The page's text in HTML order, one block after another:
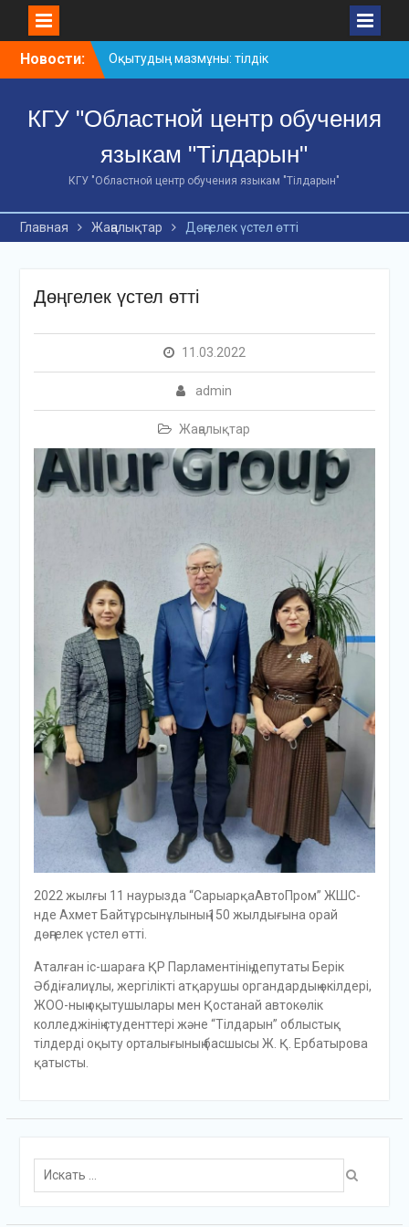
Новости:
Оқытудың мазмұны: тілдік
дағдылар және
стратегиялар
АХМЕТ БАЙТҰРСЫНҰЛЫ
АТЫНДАҒЫ «ҮЗДІК
ОҚЫТУШЫ-2026»
«Мемлекеттік тіл –
Тәуелсіздік символы»
КГУ "Областной центр обучения
языкам "Тілдарын"
КГУ "Областной центр обучения языкам "Тілдарын"
Главная Жаңалықтар Дөңгелек үстел өтті
Дөңгелек үстел өтті
11.03.2022
admin
Жаңалықтар
2022 жылғы 11 наурызда “СарыарқаАвтоПром” ЖШС-
нде Ахмет Байтұрсынұлының 150 жылдығына орай
дөңгелек үстел өтті.
Аталған іс-шараға ҚР Парламентінің депутаты Берік
Әбдіғалиұлы, жергілікті атқарушы органдардың өкілдері,
ЖОО-ның оқытушылары мен Қостанай автокөлік
колледжінің студенттері және “Тілдарын” облыстық
тілдерді оқыту орталығының басшысы Ж. Қ. Ербатырова
қатысты.
Поиск
для: